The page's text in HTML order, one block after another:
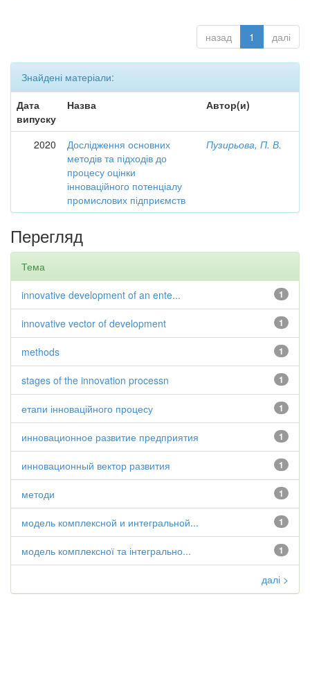
назад 1 далі
Знайдені матеріали:
Дата
випуску
Назва Автор(и)
2020
Дослідження основних
методів та підходів до
процесу оцінки
інноваційного потенціалу
промислових підприємств
Пузирьова, П. В.
Перегляд
Тема
1
innovative development of an ente...
1
innovative vector of development
1
methods
1
stages of the innovation processn
1
етапи інноваційного процесу
1
инновационное развитие предприятия
1
инновационный вектор развития
1
методи
1
модель комплексной и интегральной...
1
модель комплексної та інтегрально...
далі >